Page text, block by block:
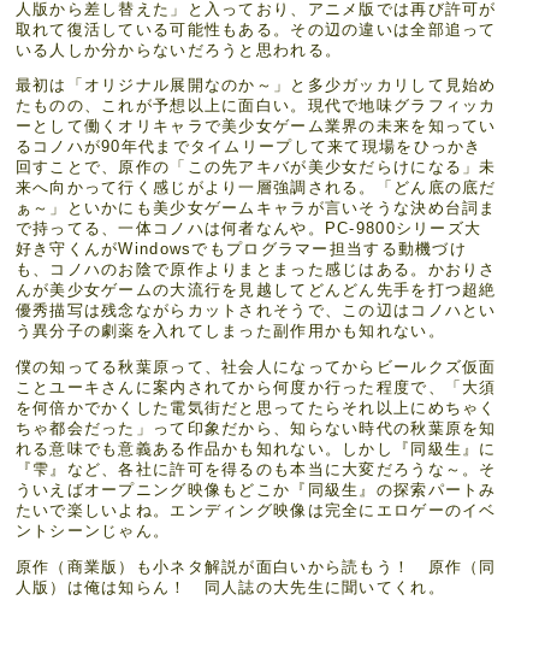
人版から差し替えた」と入っており、アニメ版では再び許可が
取れて復活している可能性もある。その辺の違いは全部追って
いる人しか分からないだろうと思われる。
最初は「オリジナル展開なのか～」と多少ガッカリして見始め
たものの、これが予想以上に面白い。現代で地味グラフィッカ
ーとして働くオリキャラで美少女ゲーム業界の未来を知ってい
るコノハが90年代までタイムリープして来て現場をひっかき
回すことで、原作の「この先アキバが美少女だらけになる」未
来へ向かって行く感じがより一層強調される。「どん底の底だ
ぁ～」といかにも美少女ゲームキャラが言いそうな決め台詞ま
で持ってる、一体コノハは何者なんや。PC-9800シリーズ大
好き守くんがWindowsでもプログラマー担当する動機づけ
も、コノハのお陰で原作よりまとまった感じはある。かおりさ
んが美少女ゲームの大流行を見越してどんどん先手を打つ超絶
優秀描写は残念ながらカットされそうで、この辺はコノハとい
う異分子の劇薬を入れてしまった副作用かも知れない。
僕の知ってる秋葉原って、社会人になってからビールクズ仮面
ことユーキさんに案内されてから何度か行った程度で、「大須
を何倍かでかくした電気街だと思ってたらそれ以上にめちゃく
ちゃ都会だった」って印象だから、知らない時代の秋葉原を知
れる意味でも意義ある作品かも知れない。しかし『同級生』に
『雫』など、各社に許可を得るのも本当に大変だろうな～。そ
ういえばオープニング映像もどこか『同級生』の探索パートみ
たいで楽しいよね。エンディング映像は完全にエロゲーのイベ
ントシーンじゃん。
原作（商業版）も小ネタ解説が面白いから読もう！ 原作（同
人版）は俺は知らん！ 同人誌の大先生に聞いてくれ。